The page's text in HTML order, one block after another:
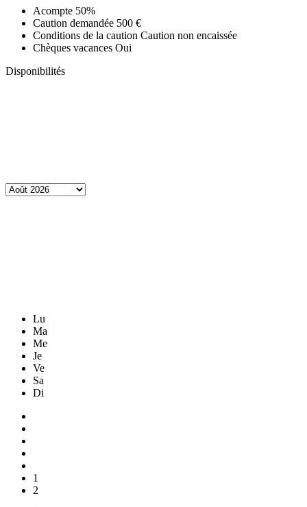
Acompte 50%
Caution demandée 500 €
Conditions de la caution Caution non encaissée
Chèques vacances Oui
Disponibilités
Lu
Ma
Me
Je
Ve
Sa
Di
1
2